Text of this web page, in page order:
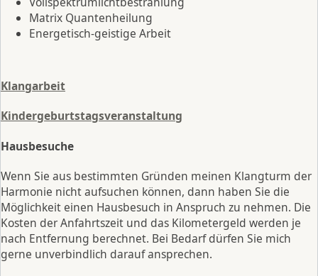
Matrix Quantenheilung
Energetisch-geistige Arbeit
Klangarbeit
Kindergeburtstagsveranstaltung
Hausbesuche
Wenn Sie aus bestimmten Gründen meinen Klangturm der
Harmonie nicht aufsuchen können, dann haben Sie die
Möglichkeit einen Hausbesuch in Anspruch zu nehmen. Die
Kosten der Anfahrtszeit und das Kilometergeld werden je
nach Entfernung berechnet. Bei Bedarf dürfen Sie mich
gerne unverbindlich darauf ansprechen.